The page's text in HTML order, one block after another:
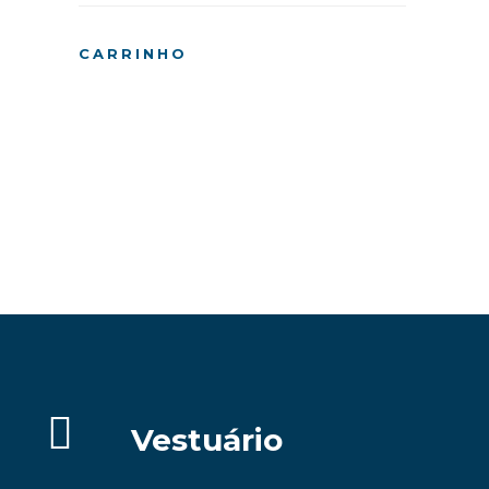
CARRINHO
Vestuário